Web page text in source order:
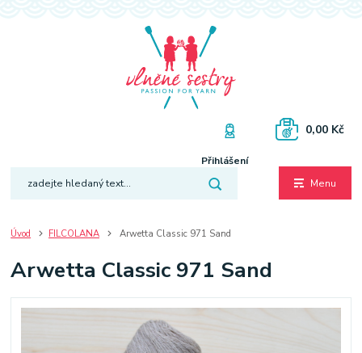
Menu
Přihlášení
0,00 Kč
Úvod FILCOLANA Arwetta Classic 971 Sand
Arwetta Classic 971 Sand